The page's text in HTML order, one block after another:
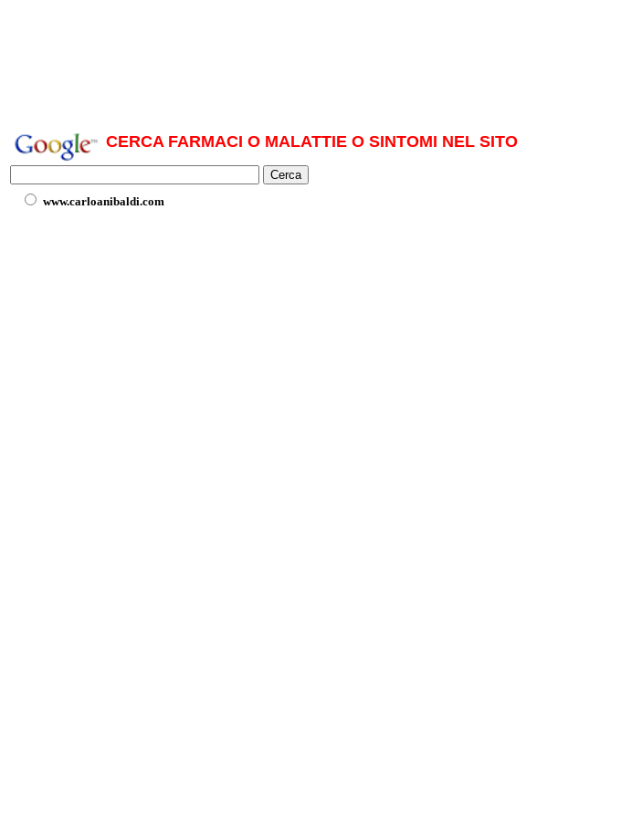
CERCA FARMACI O MALATTIE O SINTOMI NEL SITO
www.carloanibaldi.com